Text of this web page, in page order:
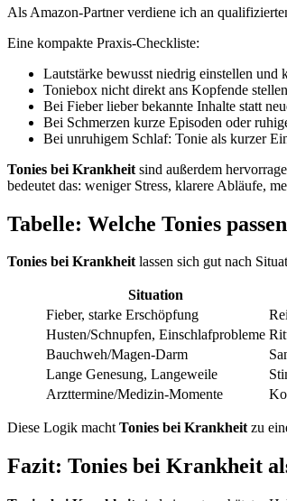
Als Amazon-Partner verdiene ich an
Eine kompakte Praxis-Checkliste:
Lautstärke bewusst niedrig einstellen und
Toniebox nicht direkt ans Kopfende stellen
Bei Fieber lieber bekannte Inhalte statt
Bei Schmerzen kurze Episoden oder
Bei unruhigem Schlaf: Tonie als kurzer
Tonies bei Krankheit sind außerdem
bedeutet das: weniger Stress, klarere Abläufe,
Tabelle: Welche Tonies
Tonies bei Krankheitlassen sich gut nach
Situation
Fieber, starke Erschöpfung
Husten/Schnupfen, Einschlafprobleme
Bauchweh/Magen-Darm
Lange Genesung, Langeweile
Arzttermine/Medizin-Momente
Diese Logik machtTonies bei Krankheitzu
Fazit: Tonies bei Krankheit